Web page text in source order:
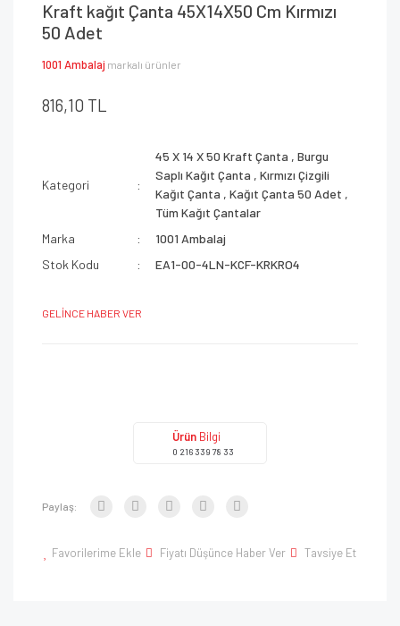
Kraft kağıt Çanta 45X14X50 Cm Kırmızı
50 Adet
1001 Ambalaj markalı ürünler
816,10 TL
Kategori
45 X 14 X 50 Kraft Çanta ,Burgu
Saplı Kağıt Çanta ,Kırmızı Çizgili
Kağıt Çanta ,Kağıt Çanta 50 Adet ,
Tüm Kağıt Çantalar
Marka
1001 Ambalaj
Stok Kodu
EA1-00-4LN-KCF-KRKRO4
GELİNCE HABER VER
Ürün Bilgi
0 216 339 78 33
Paylaş:
Favorilerime Ekle Fiyatı Düşünce Haber Ver Tavsiye Et